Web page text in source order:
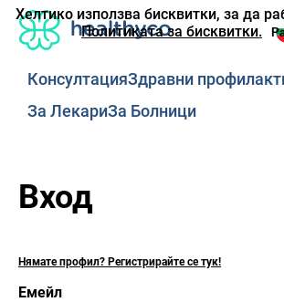
Хелтико използва бисквитки, за да
Политиката за бисквитки.
КонсултацияЗдравни
За ЛекариЗа Болници
Вход
Нямате профил? Регистрирайте се тук!
Емейл